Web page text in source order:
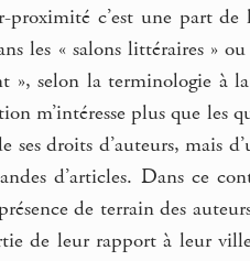
proximité c’est une part
les « salons littéraires »
selon la terminologie à
m’intéresse plus que les
droits d’auteurs, mais
d’articles. Dans ce
de terrain des
de leur rapport à leur